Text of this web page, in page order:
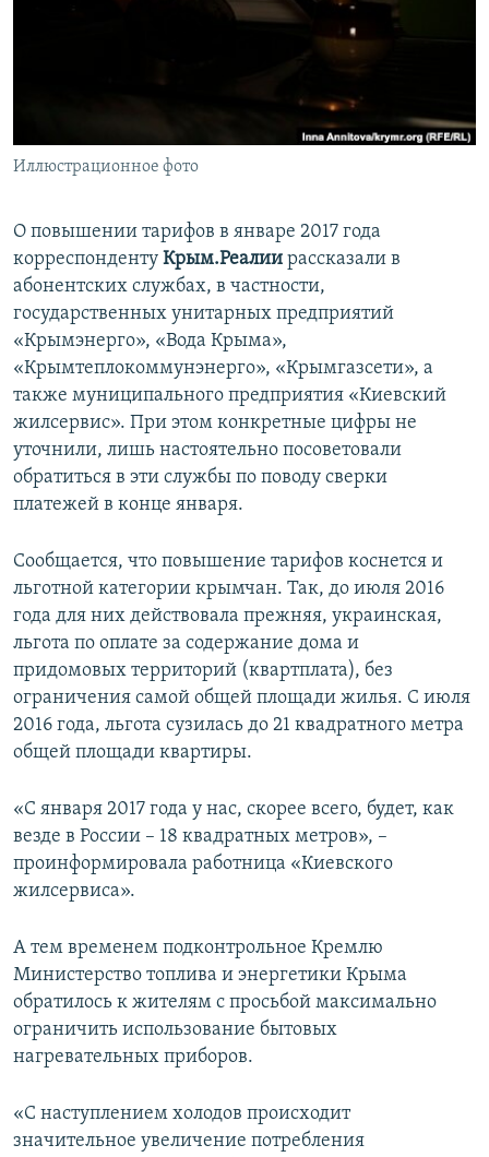
Все сайты RFE/RL
Иллюстрационное фото
О повышении тарифов в январе 2017 года
корреспонденту Крым.Реалии рассказали в
абонентских службах, в частности,
государственных унитарных предприятий
«Крымэнерго», «Вода Крыма»,
«Крымтеплокоммунэнерго», «Крымгазсети», а
также муниципального предприятия «Киевский
жилсервис». При этом конкретные цифры не
уточнили, лишь настоятельно посоветовали
обратиться в эти службы по поводу сверки
платежей в конце января.
Сообщается, что повышение тарифов коснется и
льготной категории крымчан. Так, до июля 2016
года для них действовала прежняя, украинская,
льгота по оплате за содержание дома и
придомовых территорий (квартплата), без
ограничения самой общей площади жилья. С июля
2016 года, льгота сузилась до 21 квадратного метра
общей площади квартиры.
«С января 2017 года у нас, скорее всего, будет, как
везде в России – 18 квадратных метров», –
проинформировала работница «Киевского
жилсервиса».
А тем временем подконтрольное Кремлю
Министерство топлива и энергетики Крыма
обратилось к жителям с просьбой максимально
ограничить использование бытовых
нагревательных приборов.
«С наступлением холодов происходит
значительное увеличение потребления